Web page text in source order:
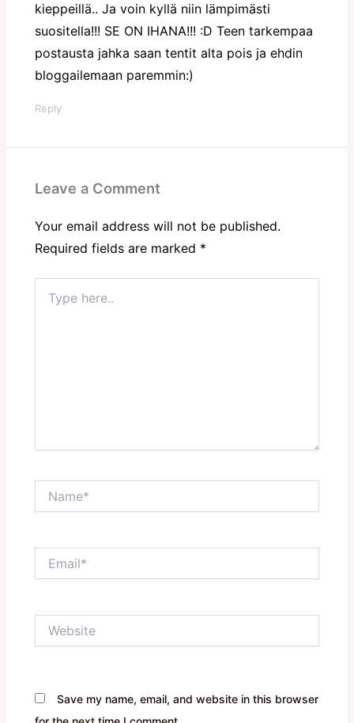
kieppeillä.. Ja voin kyllä niin lämpimästi
suositella!!! SE ON IHANA!!! :D Teen tarkempaa
postausta jahka saan tentit alta pois ja ehdin
bloggailemaan paremmin:)
Reply
Leave a Comment
Your email address will not be published.
Required fields are marked *
here..
Save my name, email, and website in this browser